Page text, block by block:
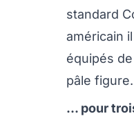
standard
américain
équipés
pâle
... pour